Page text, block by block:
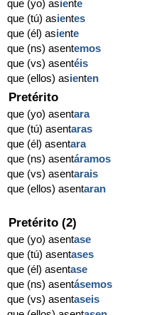
que (yo) asiente
que (tú) asientes
que (él) asiente
que (ns) asentemos
que (vs) asentéis
que (ellos) asienten
Pretérito
que (yo) asentara
que (tú) asentaras
que (él) asentara
que (ns) asentáramos
que (vs) asentarais
que (ellos) asentaran
Pretérito (2)
que (yo) asentase
que (tú) asentases
que (él) asentase
que (ns) asentásemos
que (vs) asentaseis